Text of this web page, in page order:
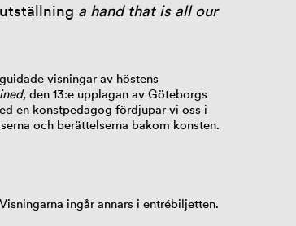
a hand that is all our
visningar av höstens
den 13:e upplagan av Göteborgs
en konstpedagog fördjupar vi oss i
och berättelserna bakom konsten.
ingår annars i entrébiljetten.